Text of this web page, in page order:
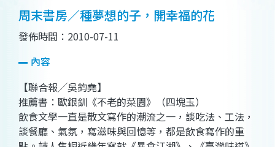
周末書房／種夢想的子，開幸福的花
發佈時間：2010-07-11
內容
【聯合報╱吳鈞堯】
推薦書：歐銀釧《不老的菜園》（四塊玉）
飲食文學一直是散文寫作的潮流之一，談吃法、工法，
談餐廳、氣氛，寫滋味與回憶等，都是飲食寫作的重